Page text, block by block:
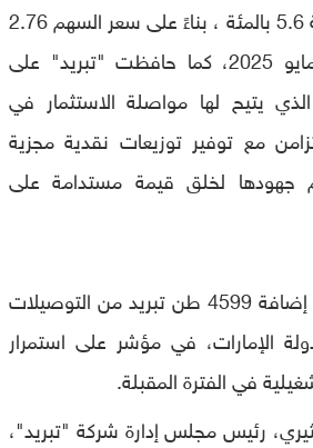
توفير عائد جذّاب بنسبة 5.6 بالمئة ، بناءً على سعر السهم 2.76
درهم اعتبارًا من 12 مايو 2025، كما حافظت "تبريد" على
يتيح لها مواصلة الاستثمار في
مع توفير توزيعات نقدية مجزية
جهودها لخلق قيمة مستدامة على
وشهد الربع الأول أيضاً إضافة 4599 طن تبريد من التوصيلات
الإمارات، في مؤشر على استمرار
في الفترة المقبلة.
رئيس مجلس إدارة شركة "تبريد"،